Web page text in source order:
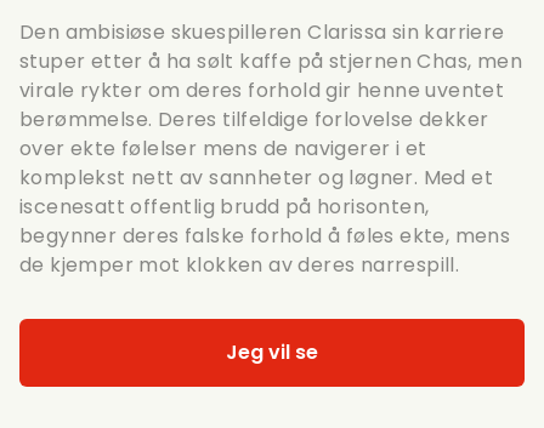
Den ambisiøse skuespilleren Clarissa sin karriere
stuper etter å ha sølt kaffe på stjernen Chas, men
virale rykter om deres forhold gir henne uventet
berømmelse. Deres tilfeldige forlovelse dekker
over ekte følelser mens de navigerer i et
komplekst nett av sannheter og løgner. Med et
iscenesatt offentlig brudd på horisonten,
begynner deres falske forhold å føles ekte, mens
de kjemper mot klokken av deres narrespill.
Jeg vil se